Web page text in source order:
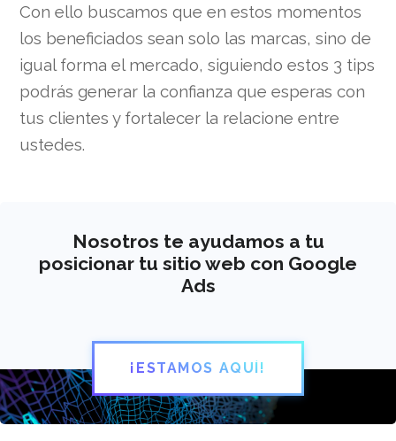
Con ello buscamos que en estos momentos
los beneficiados sean solo las marcas, sino de
igual forma el mercado, siguiendo estos 3 tips
podrás generar la confianza que esperas con
tus clientes y fortalecer la relacione entre
ustedes.
Nosotros te ayudamos a tu
posicionar tu sitio web con Google
Ads
¡ESTAMOS AQUÍ!